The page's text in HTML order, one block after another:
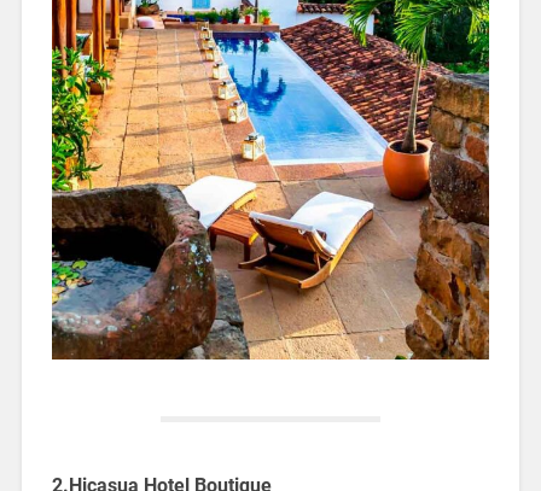
2.Hicasua Hotel Boutique